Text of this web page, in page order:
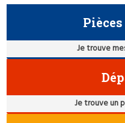
Je trouve
Je trouve un